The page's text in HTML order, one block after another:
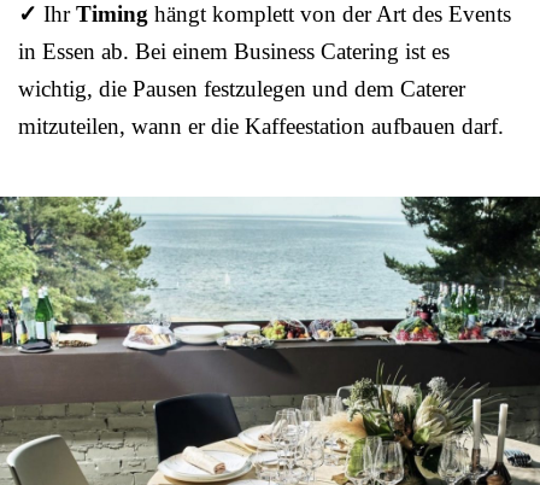
✓ IhrTiming hängt komplett von der Art des Events
in Essen ab. Bei einem Business Catering ist es
wichtig, die Pausen festzulegen und dem Caterer
mitzuteilen, wann er die Kaffeestation aufbauen darf.